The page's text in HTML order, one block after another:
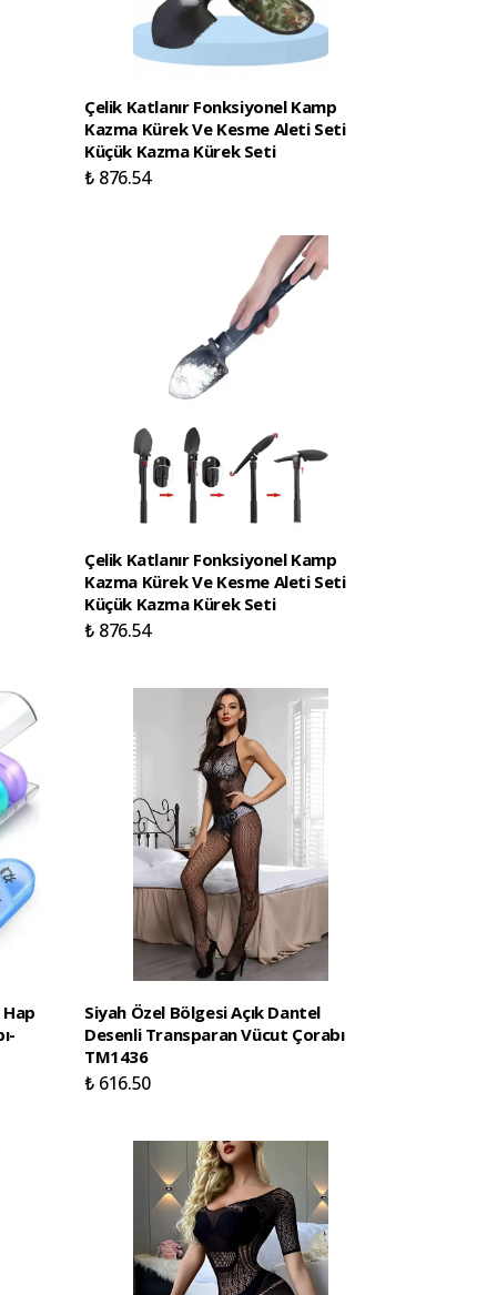
Çelik Katlanır Fonksiyonel Kamp
Kazma Kürek Ve Kesme Aleti Seti
Küçük Kazma Kürek Seti
₺ 876.54
Çelik Katlanır Fonksiyonel Kamp
Kazma Kürek Ve Kesme Aleti Seti
Küçük Kazma Kürek Seti
₺ 876.54
Siyah Özel Bölgesi Açık Dantel
Desenli Transparan Vücut Çorabı
TM1436
₺ 616.50